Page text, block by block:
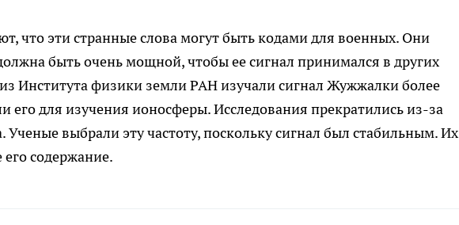
что эти странные слова могут быть кодами для военных. Они
быть очень мощной, чтобы ее сигнал принимался в других
Института физики земли РАН изучали сигнал Жужжалки более
его для изучения ионосферы. Исследования прекратились из-за
выбрали эту частоту, поскольку сигнал был стабильным. Их
его содержание.